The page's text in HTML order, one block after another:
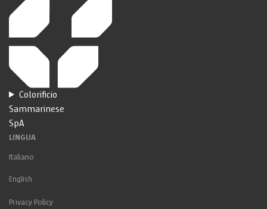
Colorificio
Sammarinese
SpA
LINGUA
Italiano
English
Privacy Policy